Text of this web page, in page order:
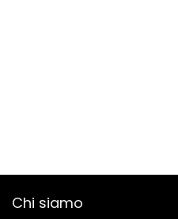
Chi siamo